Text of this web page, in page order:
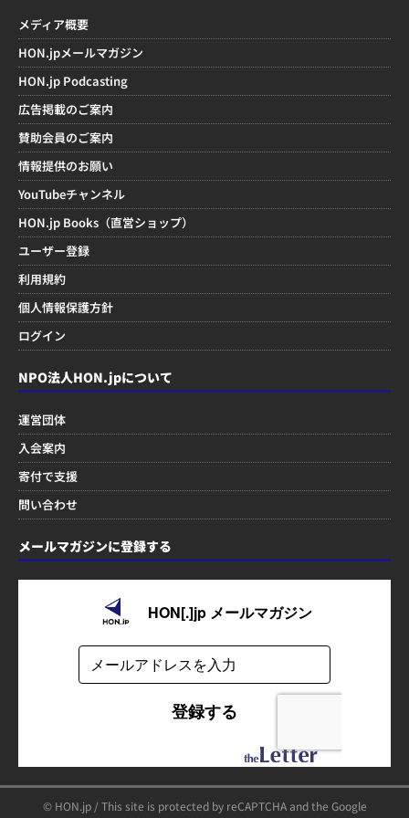
メディア概要
HON.jpメールマガジン
HON.jp Podcasting
広告掲載のご案内
賛助会員のご案内
情報提供のお願い
YouTubeチャンネル
HON.jp Books（直営ショップ）
ユーザー登録
利用規約
個人情報保護方針
ログイン
NPO法人HON.jpについて
運営団体
入会案内
寄付で支援
問い合わせ
メールマガジンに登録する
© HON.jp / This site is protected by reCAPTCHA and the Google